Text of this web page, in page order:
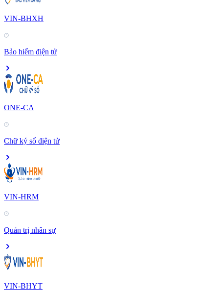
VIN-BHXH
Bảo hiểm điện tử
ONE-CA
Chữ ký số điện tử
VIN-HRM
Quản trị nhân sự
VIN-BHYT